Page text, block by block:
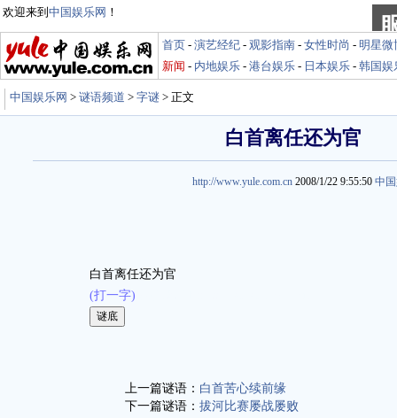
欢迎来到 中国娱乐网 ！
首页 - 演艺经纪 - 观影指南 - 女性时尚 - 明星微
新闻 - 内地娱乐 - 港台娱乐 - 日本娱乐 - 韩国娱
中国娱乐网 > 谜语频道 > 字谜 > 正文
白首离任还为官
http://www.yule.com.cn 2008/1/22 9:55:50 中
白首离任还为官
(打一字)
上一篇谜语： 白首苦心续前缘
下一篇谜语： 拔河比赛屡战屡败